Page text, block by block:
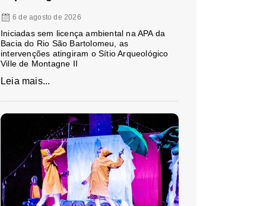
6 de agosto de 2026
Iniciadas sem licença ambiental na APA da
Bacia do Rio São Bartolomeu, as
intervenções atingiram o Sítio Arqueológico
Ville de Montagne II
Leia mais...